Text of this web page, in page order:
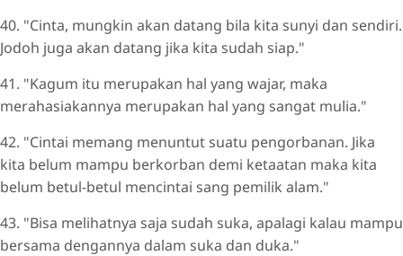
40. "Cinta, mungkin akan datang bila kita sunyi dan sendiri.
Jodoh juga akan datang jika kita sudah siap."
41. "Kagum itu merupakan hal yang wajar, maka
merahasiakannya merupakan hal yang sangat mulia."
42. "Cintai memang menuntut suatu pengorbanan. Jika
kita belum mampu berkorban demi ketaatan maka kita
belum betul-betul mencintai sang pemilik alam."
43. "Bisa melihatnya saja sudah suka, apalagi kalau mampu
bersama dengannya dalam suka dan duka."